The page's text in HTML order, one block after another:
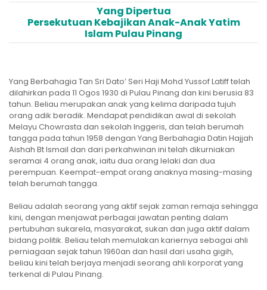
Yang Dipertua
Persekutuan Kebajikan Anak-Anak Yatim
Islam Pulau Pinang
Yang Berbahagia Tan Sri Dato’ Seri Haji Mohd Yussof Latiff telah
dilahirkan pada 11 Ogos 1930 di Pulau Pinang dan kini berusia 83
tahun. Beliau merupakan anak yang kelima daripada tujuh
orang adik beradik. Mendapat pendidikan awal di sekolah
Melayu Chowrasta dan sekolah Inggeris, dan telah berumah
tangga pada tahun 1958 dengan Yang Berbahagia Datin Hajjah
Aishah Bt Ismail dan dari perkahwinan ini telah dikurniakan
seramai 4 orang anak, iaitu dua orang lelaki dan dua
perempuan. Keempat-empat orang anaknya masing-masing
telah berumah tangga.
Beliau adalah seorang yang aktif sejak zaman remaja sehingga
kini, dengan menjawat perbagai jawatan penting dalam
pertubuhan sukarela, masyarakat, sukan dan juga aktif dalam
bidang politik. Beliau telah memulakan kariernya sebagai ahli
perniagaan sejak tahun 1960an dan hasil dari usaha gigih,
beliau kini telah berjaya menjadi seorang ahli korporat yang
terkenal di Pulau Pinang.